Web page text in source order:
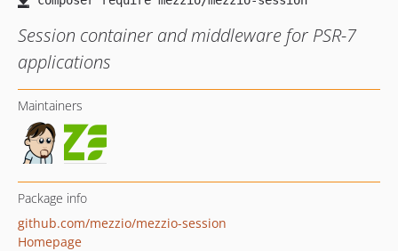
Session container and middleware for PSR-7
applications
Maintainers
Package info
github.com/mezzio/mezzio-session
Homepage